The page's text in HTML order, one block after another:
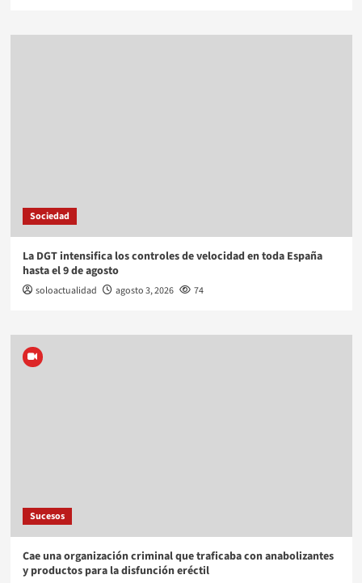
Sociedad
La DGT intensifica los controles de velocidad en toda España
hasta el 9 de agosto
soloactualidad agosto 3, 2026 74
Sucesos
Cae una organización criminal que traficaba con anabolizantes
y productos para la disfunción eréctil